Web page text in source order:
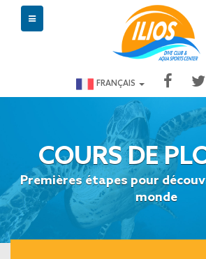
FRANÇAIS
COURS DE
Premières étapes pour
monde